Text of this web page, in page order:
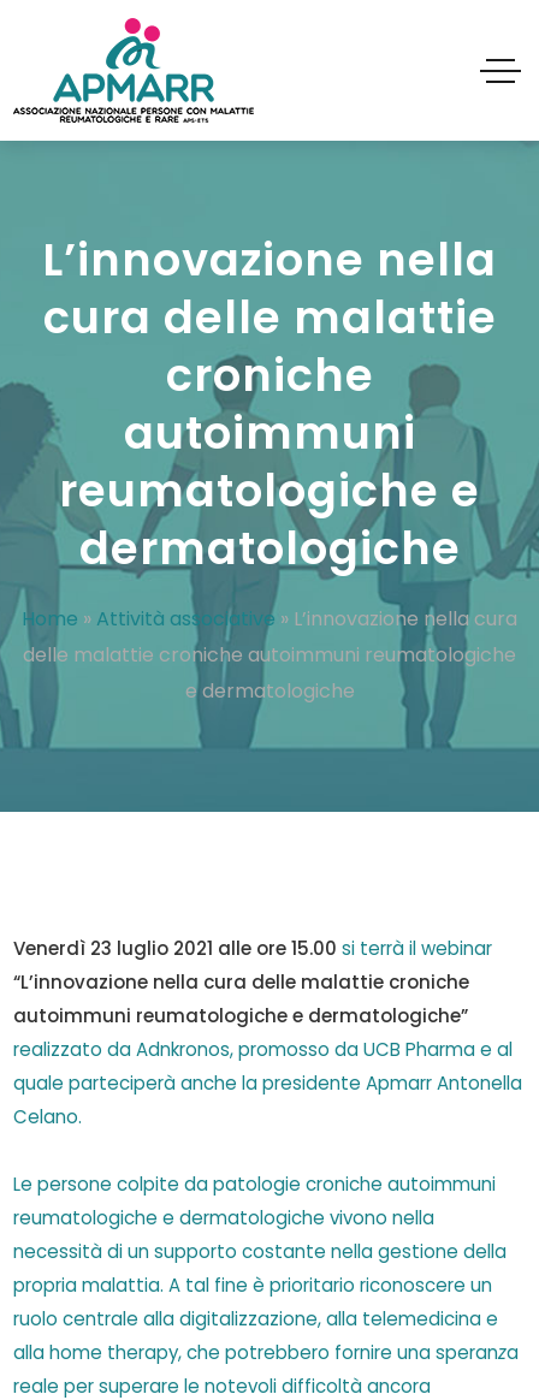
L’innovazione nella
cura delle malattie
croniche
autoimmuni
reumatologiche e
dermatologiche
Home » Attività associative » L’innovazione nella cura
delle malattie croniche autoimmuni reumatologiche
e dermatologiche
Venerdì 23 luglio 2021 alle ore 15.00si terrà il webinar
“L’innovazione nella cura delle malattie croniche
autoimmuni reumatologiche e dermatologiche”
realizzato da Adnkronos, promosso da UCB Pharma e al
quale parteciperà anche la presidente Apmarr Antonella
Celano.
Le persone colpite dapatologie croniche autoimmuni
reumatologiche e dermatologichevivononella
necessità di un supporto costante nella gestione della
propria malattia.A tal fine è prioritarioriconoscere un
ruolo centrale alla digitalizzazione, alla telemedicinae
alla home therapy,che potrebbero fornire una speranza
reale per superare le notevoli difficoltà ancora